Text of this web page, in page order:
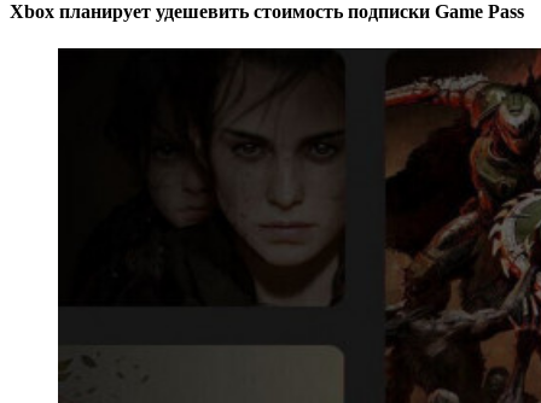
Xbox планирует удешевить стоимость подписки Game Pass